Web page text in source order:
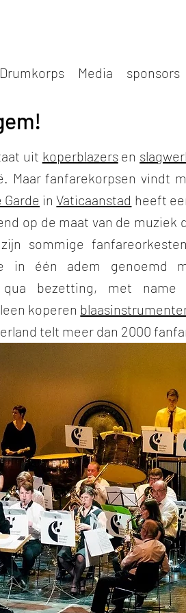
Drumkorps Media sponsors
uit koperblazersen
Maar fanfarekorpsen vindt
inVaticaanstad heeft
op de maat van de
sommige
in één adem genoemd
bezetting, met name
koperen
telt meer dan 2000